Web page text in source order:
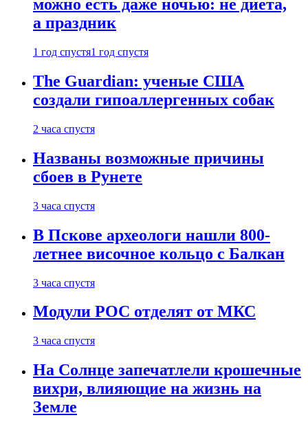
можно есть даже ночью: не диета,
а праздник
1 год спустя1 год спустя
The Guardian: ученые США
создали гипоаллергенных собак
2 часа спустя
Названы возможные причины
сбоев в Рунете
3 часа спустя
В Пскове археологи нашли 800-
летнее височное кольцо с Балкан
3 часа спустя
Модули РОС отделят от МКС
3 часа спустя
На Солнце запечатлели крошечные
вихри, влияющие на жизнь на
Земле